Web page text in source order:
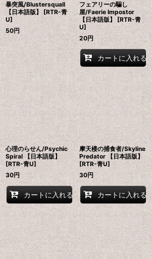
暴突風/Blustersquall
【日本語版】 [RTR-青
U]
50円
フェアリーの騙し
屋/Faerie Impostor
【日本語版】 [RTR-青
U]
20円
カートに入れる
心理のらせん/Psychic
Spiral 【日本語版】
[RTR-青U]
30円
カートに入れる
摩天楼の捕食者/Skyline
Predator 【日本語版】
[RTR-青U]
30円
カートに入れる